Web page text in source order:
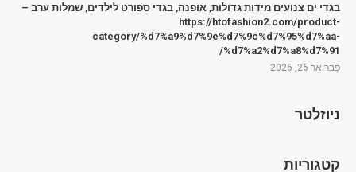
בגדי ים צנועים מידות גדולות, אופנה, בגדי ספורט לילדים, שמלות ערב –
https://htofashion2.com/product-
category/%d7%a9%d7%9e%d7%9c%d7%95%d7%aa-
%d7%a2%d7%a8%d7%91/
פברואר 26, 2026
ניוזלטר
קטגוריות